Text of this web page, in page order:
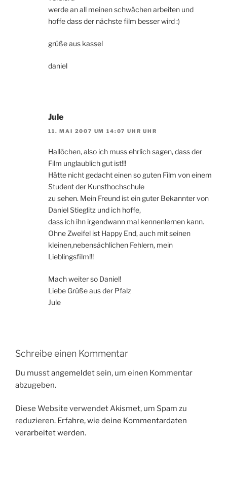
werde an all meinen schwächen arbeiten und
hoffe dass der nächste film besser wird :)
grüße aus kassel
daniel
Jule
11. MAI 2007 UM 14:07 UHR UHR
Hallöchen, also ich muss ehrlich sagen, dass der
Film unglaublich gut ist!!!
Hätte nicht gedacht einen so guten Film von einem
Student der Kunsthochschule
zu sehen. Mein Freund ist ein guter Bekannter von
Daniel Stieglitz und ich hoffe,
dass ich ihn irgendwann mal kennenlernen kann.
Ohne Zweifel ist Happy End, auch mit seinen
kleinen,nebensächlichen Fehlern, mein
Lieblingsfilm!!!
Mach weiter so Daniel!
Liebe Grüße aus der Pfalz
Jule
Schreibe einen Kommentar
Du musstangemeldetsein, um einen Kommentar
abzugeben.
Diese Website verwendet Akismet, um Spam zu
reduzieren. Erfahre, wie deine Kommentardaten
verarbeitet werden.